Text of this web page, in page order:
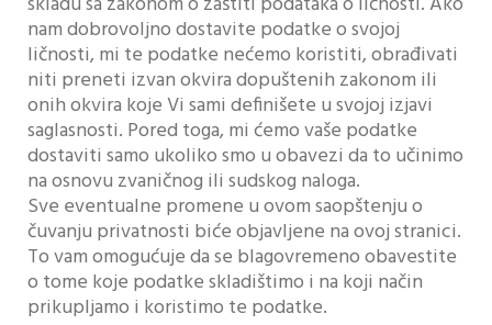
nam dobrovoljno dostavite podatke o svojoj
ličnosti, mi te podatke nećemo koristiti, obrađivati
niti preneti izvan okvira dopuštenih zakonom ili
onih okvira koje Vi sami definišete u svojoj izjavi
saglasnosti. Pored toga, mi ćemo vaše podatke
dostaviti samo ukoliko smo u obavezi da to učinimo
na osnovu zvaničnog ili sudskog naloga.
Sve eventualne promene u ovom saopštenju o
čuvanju privatnosti biće objavljene na ovoj stranici.
To vam omogućuje da se blagovremeno obavestite
o tome koje podatke skladištimo i na koji način
prikupljamo i koristimo te podatke.